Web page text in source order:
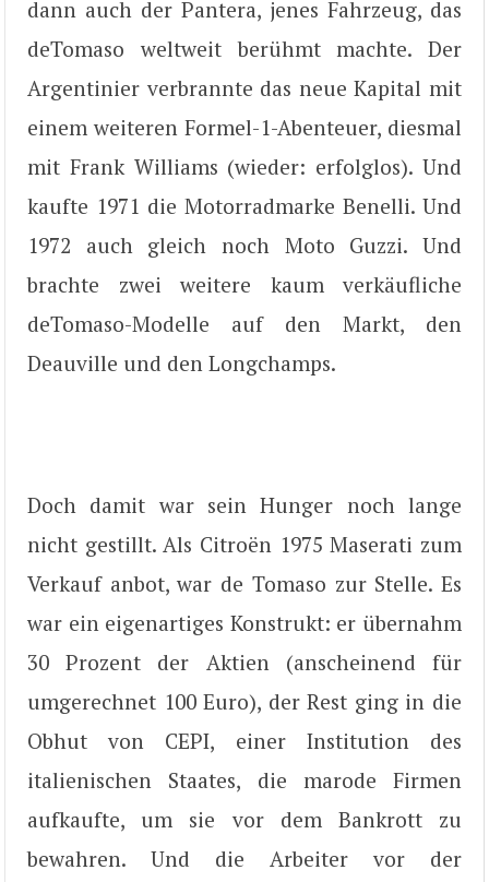
dann auch der Pantera, jenes Fahrzeug, das
deTomaso weltweit berühmt machte. Der
Argentinier verbrannte das neue Kapital mit
einem weiteren Formel-1-Abenteuer, diesmal
mit Frank Williams (wieder: erfolglos). Und
kaufte 1971 die Motorradmarke Benelli. Und
1972 auch gleich noch Moto Guzzi. Und
brachte zwei weitere kaum verkäufliche
deTomaso-Modelle auf den Markt, den
Deauville und den Longchamps.
Doch damit war sein Hunger noch lange
nicht gestillt. Als Citroën 1975 Maserati zum
Verkauf anbot, war de Tomaso zur Stelle. Es
war ein eigenartiges Konstrukt: er übernahm
30 Prozent der Aktien (anscheinend für
umgerechnet 100 Euro), der Rest ging in die
Obhut von CEPI, einer Institution des
italienischen Staates, die marode Firmen
aufkaufte, um sie vor dem Bankrott zu
bewahren. Und die Arbeiter vor der